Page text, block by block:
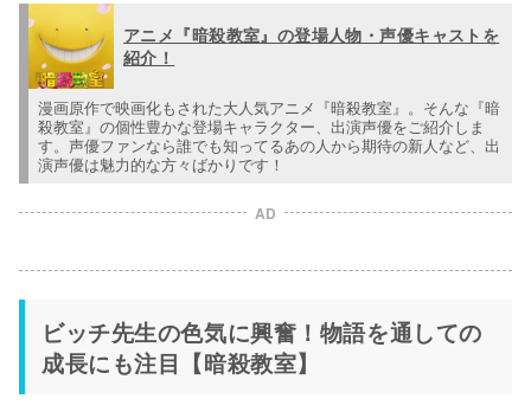
アニメ『暗殺教室』の登場人物・声優キャストを
紹介！
漫画原作で映画化もされた大人気アニメ『暗殺教室』。そんな『暗
殺教室』の個性豊かな登場キャラクター、出演声優をご紹介しま
す。声優ファンなら誰でも知ってるあの人から期待の新人など、出
演声優は魅力的な方々ばかりです！
AD
ビッチ先生の色気に興奮！物語を通しての
成長にも注目【暗殺教室】